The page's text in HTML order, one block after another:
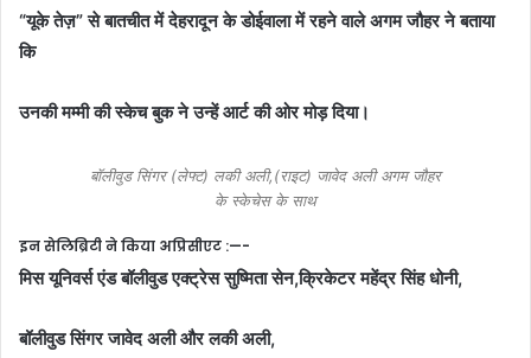
“यूके तेज़” से बातचीत में देहरादून के डोईवाला में रहने वाले अगम जौहर ने बताया
कि
उनकी मम्मी की स्केच बुक ने उन्हें आर्ट की ओर मोड़ दिया।
बॉलीवुड सिंगर (लेफ्ट) लकी अली,(राइट) जावेद अली अगम जौहर
के स्केचेस के साथ
इन सेलिब्रिटी ने किया अप्रिसीएट :—-
मिस यूनिवर्स एंड बॉलीवुड एक्ट्रेस सुष्मिता सेन,क्रिकेटर महेंद्र सिंह धोनी,
बॉलीवुड सिंगर जावेद अली और लकी अली,